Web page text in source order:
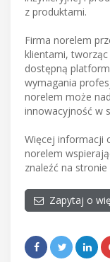
z produktami.
Firma norelem
klientami,
dostępną
wymagania
norelem może
innowacyjność w
Więcej informacji
norelem
znaleźć na stronie
Zapytaj o